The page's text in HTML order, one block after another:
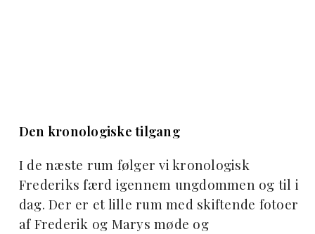
Den kronologiske tilgang
I de næste rum følger vi kronologisk
Frederiks færd igennem ungdommen og til i
dag. Der er et lille rum med skiftende fotoer
af Frederik og Marys møde og